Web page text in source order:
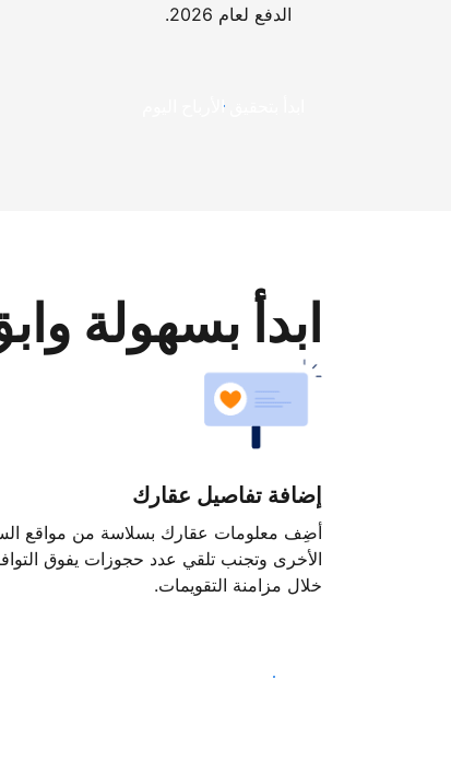
الدفع لعام 2026.
ابدأ بتحقيق الأرباح اليوم
ابدأ بسهولة
إضافة تفاصيل عقارك
أضِف معلومات عقارك بسلاسة من مواقع
الأخرى وتجنب تلقي عدد حجوزات يفوق
خلال مزامنة التقويمات.
ابدأ اليوم